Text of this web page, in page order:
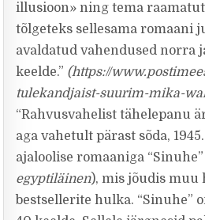
illusioon» ning tema
tõlgeteks sellesama romaani
avaldatud vahendused norra
keelde.” (https://
tulekandjaist-suurim-mika-
“Rahvusvahelist tähelepanu
aga vahetult pärast sõda,
ajaloolise romaaniga “Sinuhe”
egyptiläinen), mis jõudis muu
bestsellerite hulka. “Sinuhe”